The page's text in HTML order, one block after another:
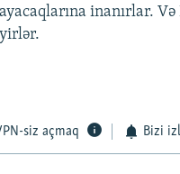
inanırlar.
siz açmaq Bizi